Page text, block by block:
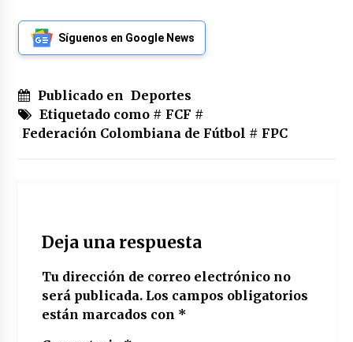
Síguenos en Google News
Publicado en Deportes
Etiquetado como # FCF #
Federación Colombiana de Fútbol # FPC
Deja una respuesta
Tu dirección de correo electrónico no
será publicada. Los campos obligatorios
están marcados con *